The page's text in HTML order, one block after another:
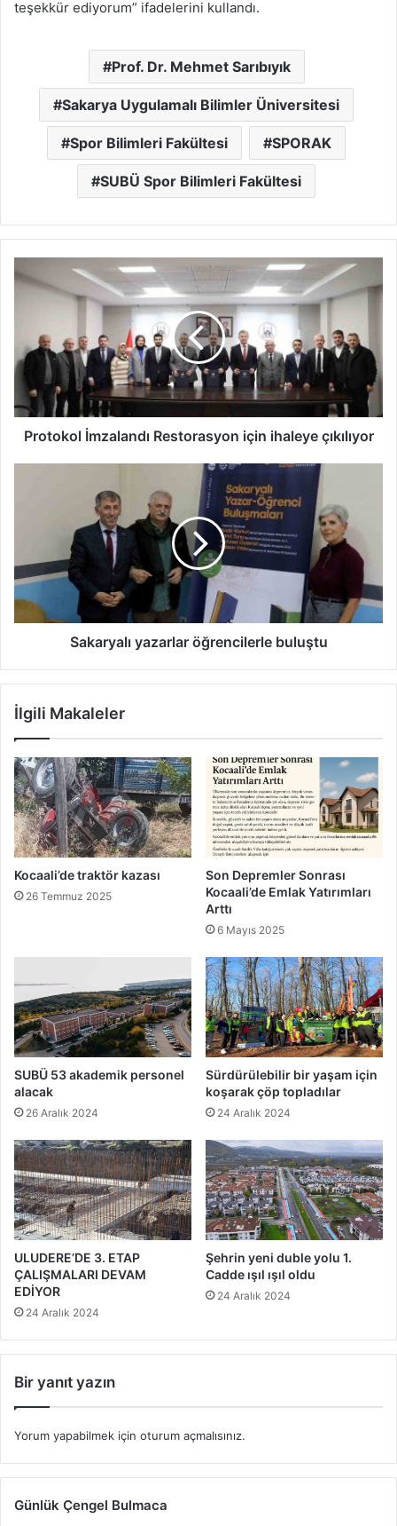
teşekkür ediyorum” ifadelerini kullandı.
Prof. Dr. Mehmet Sarıbıyık
Sakarya Uygulamalı Bilimler Üniversitesi
Spor Bilimleri Fakültesi SPORAK
SUBÜ Spor Bilimleri Fakültesi
İmzalandı
Restorasyon
ihaleye
çıkılıyor
Protokol İmzalandı Restorasyon için ihaleye çıkılıyor
Sakaryalı yazarlar öğrencilerle buluştu
İlgili Makaleler
Kocaali’de traktör kazası
26 Temmuz 2025
Son Depremler Sonrası
Kocaali’de Emlak Yatırımları
Arttı
6 Mayıs 2025
SUBÜ 53 akademik personel
alacak
26 Aralık 2024
Sürdürülebilir bir yaşam için
koşarak çöp topladılar
24 Aralık 2024
ULUDERE’DE 3. ETAP
ÇALIŞMALARI DEVAM
EDİYOR
24 Aralık 2024
Şehrin yeni duble yolu 1.
Cadde ışıl ışıl oldu
24 Aralık 2024
Bir yanıt yazın
Yorum yapabilmek için oturum açmalısınız.
Günlük Çengel Bulmaca